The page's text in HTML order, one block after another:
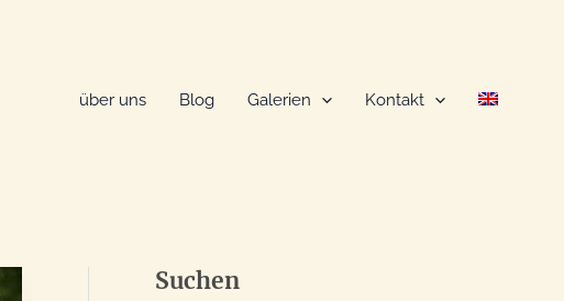
über uns
Blog Galerien Kontakt
Suchen